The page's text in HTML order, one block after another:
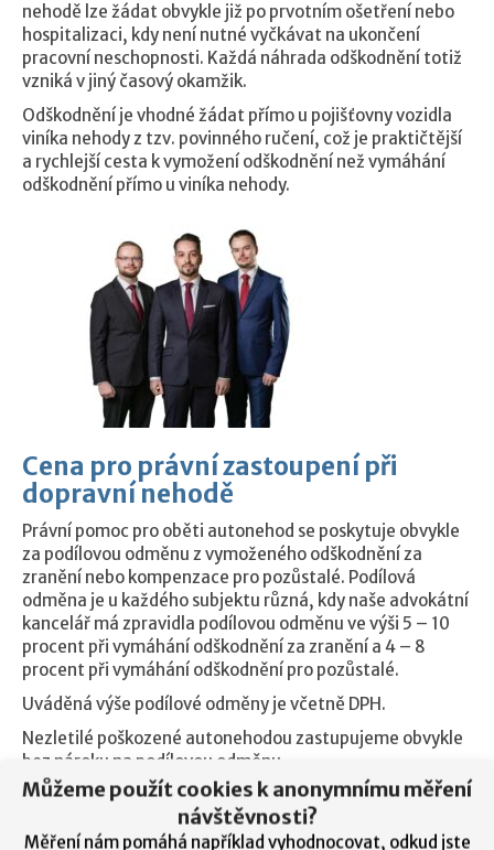
Můžeme použít cookies k anonymnímu měření
návštěvnosti?
Měření nám pomáhá například vyhodnocovat, odkud jste
nehodě lze žádat obvykle již po prvotním ošetření nebo
hospitalizaci, kdy není nutné vyčkávat na ukončení
pracovní neschopnosti. Každá náhrada odškodnění totiž
vzniká v jiný časový okamžik.
Odškodnění je vhodné žádat přímo u pojišťovny vozidla
viníka nehody z tzv. povinného ručení, což je praktičtější
a rychlejší cesta k vymožení odškodnění než vymáhání
odškodnění přímo u viníka nehody.
Cena pro právní zastoupení při
dopravní nehodě
Právní pomoc pro oběti autonehod se poskytuje obvykle
za podílovou odměnu z vymoženého odškodnění za
zranění nebo kompenzace pro pozůstalé. Podílová
odměna je u každého subjektu různá, kdy naše advokátní
kancelář má zpravidla podílovou odměnu ve výši 5 – 10
procent při vymáhání odškodnění za zranění a 4 – 8
procent při vymáhání odškodnění pro pozůstalé.
Uváděná výše podílové odměny je včetně DPH.
Nezletilé poškozené autonehodou zastupujeme obvykle
bez nároku na podílovou odměnu.
Podívejte se také na video s naším právníkem JUDr.
Zbyňkem Drobišem s tipy a radami k úspěšnému
vymožení odškodnění: